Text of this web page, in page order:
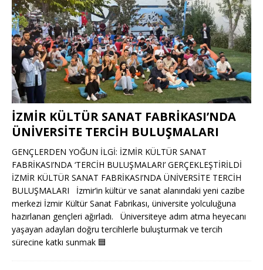
İZMİR KÜLTÜR SANAT FABRİKASI’NDA
ÜNİVERSİTE TERCİH BULUŞMALARI
GENÇLERDEN YOĞUN İLGİ: İZMİR KÜLTÜR SANAT
FABRİKASI’NDA ‘TERCİH BULUŞMALARI’ GERÇEKLEŞTİRİLDİ
İZMİR KÜLTÜR SANAT FABRİKASI’NDA ÜNİVERSİTE TERCİH
BULUŞMALARI İzmir’in kültür ve sanat alanındaki yeni cazibe
merkezi İzmir Kültür Sanat Fabrikası, üniversite yolculuğuna
hazırlanan gençleri ağırladı. Üniversiteye adım atma heyecanı
yaşayan adayları doğru tercihlerle buluşturmak ve tercih
sürecine katkı sunmak 🟦